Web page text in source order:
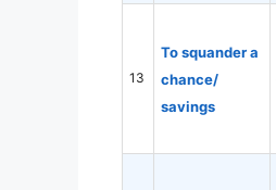
13
To squander a
chance/
savings